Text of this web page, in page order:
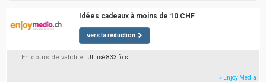
Idées cadeaux à moins de 10 CHF
vers la réduction
En cours de validité | Utilisé 833 fois
» Enjoy Media